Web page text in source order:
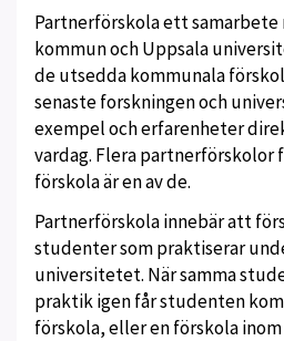
Partnerförskola ett samarbete
kommun och Uppsala
de utsedda kommunala
senaste forskningen och
exempel och erfarenheter
vardag. Flera partnerförskolor
förskola är en av de.
Partnerförskola innebär att
studenter som praktiserar
universitetet. När samma
praktik igen får studenten
förskola, eller en förskola inom